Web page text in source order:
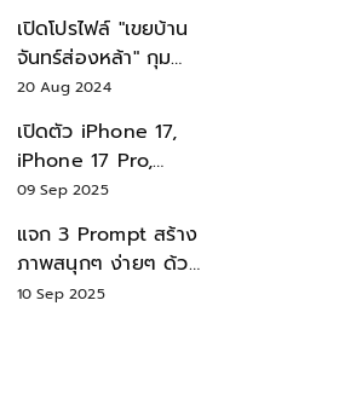
เปิดโปรไฟล์ "เขยบ้าน
จันทร์ส่องหล้า" กุม
บังเหียนธุรกิจตระกูล
"ชินวัตร"
20 Aug 2024
เปิดตัว iPhone 17,
iPhone 17 Pro,
iPhone 17 Air สเปค
09 Sep 2025
แจก 3 Prompt สร้าง
ภาพสนุกๆ ง่ายๆ ด้วย
Nano Banana ใน
10 Sep 2025